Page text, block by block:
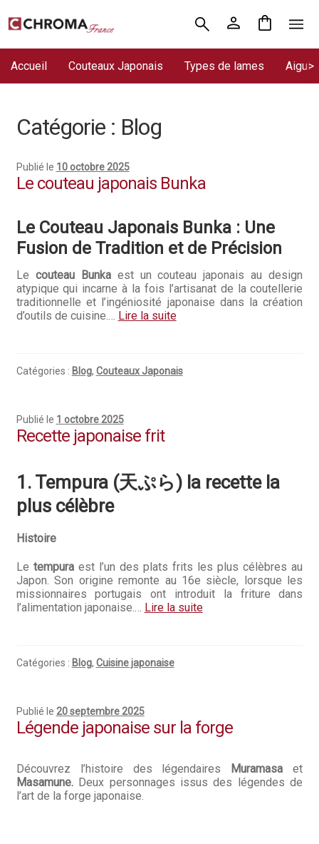
Aller
navigation
Aller
Accueil Couteaux Japonais Types de lames
Chroma France
Commande
Conditions Générales de Vente
Demande de devis
Expédition le jour même
Frais de port
Bocuse d’Or
Mentions légales
Mon Compte
Partenaires
Plan du site
Politique de confidentialité
Politique en matière de remboursements et de retours
Revendeurs
Revue de presse
Téléchargements
Catégorie : Blog
Publié le 10 octobre 2025
Le couteau japonais Bunka
Le Couteau Japonais Bunka : Une
Fusion de Tradition et de Précision
Le couteau Bunkaest un couteau japonais au design
atypique qui incarne à la fois l’artisanat de la coutellerie
traditionnelle et l’ingéniosité japonaise dans la création
d’outils de cuisine.… Lire la suite
Catégories : Blog, Couteaux Japonais
Publié le 1 octobre 2025
Recette japonaise frit
1. Tempura (天ぷら) la recette la
plus célèbre
Histoire
Le tempuraest l’un des plats frits les plus célèbres au
Japon. Son origine remonte au 16e siècle, lorsque les
missionnaires portugais ont introduit la friture dans
l’alimentation japonaise.… Lire la suite
Catégories : Blog, Cuisine japonaise
Publié le 20 septembre 2025
Légende japonaise sur la forge
Découvrez l’histoire des légendaires Muramasa et
Masamune. Deux personnages issus des légendes de
l’art de la forge japonaise.